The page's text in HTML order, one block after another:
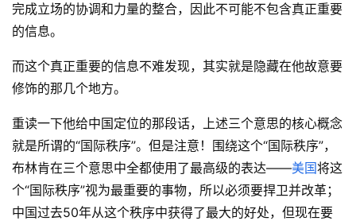
完成立场的协调和力量的整合，因此不可能不包含真正重要
的信息。
而这个真正重要的信息不难发现，其实就是隐藏在他故意要
修饰的那几个地方。
重读一下他给中国定位的那段话，上述三个意思的核心概念
就是所谓的“国际秩序”。但是注意！围绕这个“国际秩序”，
布林肯在三个意思中全都使用了最高级的表达——美国将这
个“国际秩序”视为最重要的事物，所以必须要捍卫并改革；
中国过去50年从这个秩序中获得了最大的好处，但现在要